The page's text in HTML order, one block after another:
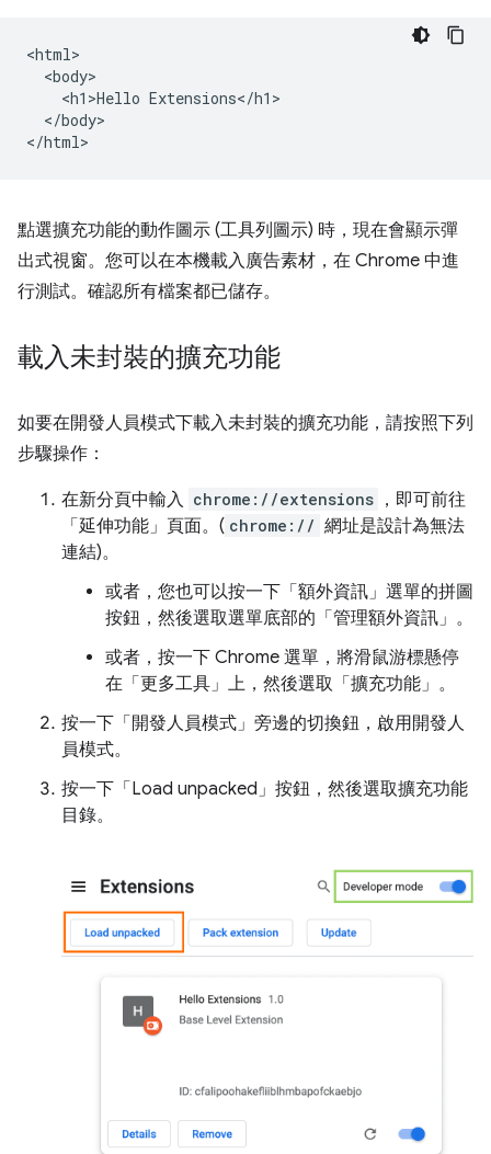
<html>
  <body>
    <h1>Hello Extensions</h1>
  </body>
點選擴充功能的動作圖示 (工具列圖示) 時，現在會顯示彈
出式視窗。您可以在本機載入廣告素材，在 Chrome 中進
行測試。確認所有檔案都已儲存。
載入未封裝的擴充功能
如要在開發人員模式下載入未封裝的擴充功能，請按照下列
步驟操作：
在新分頁中輸入 chrome://extensions ，即可前往
「延伸功能」頁面。( chrome:// 網址是設計為無法
連結)。
或者，您也可以按一下「額外資訊」選單的拼圖
按鈕，然後選取選單底部的「管理額外資訊」 。
或者，按一下 Chrome 選單，將滑鼠游標懸停
在「更多工具」 上，然後選取「擴充功能」 。
按一下「開發人員模式」 旁邊的切換鈕，啟用開發人
員模式。
按一下「Load unpacked」 按鈕，然後選取擴充功能
目錄。